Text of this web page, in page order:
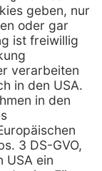
vorbehalten.
sowie deren
dem Schutz
GmbH
von